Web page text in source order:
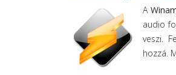
A
audio
veszi.
hozzá.